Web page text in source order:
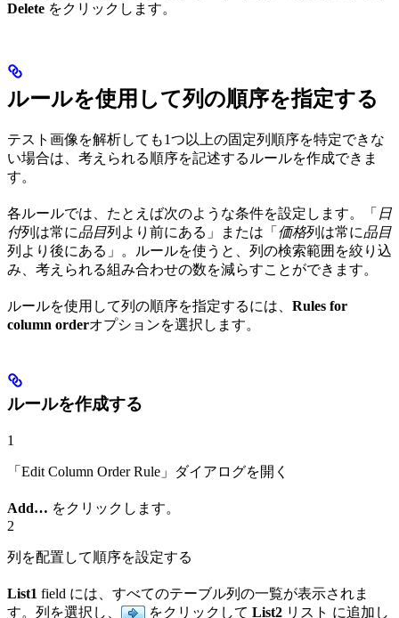
Delete をクリックします。
ルールを使用して列の順序を指定する
テスト画像を解析しても1つ以上の固定列順序を特定できな
い場合は、考えられる順序を記述するルールを作成できま
す。
各ルールでは、たとえば次のような条件を設定します。「 日
付列は常に品目列より前にある」または「 価格列は常に品目
列より後にある」。ルールを使うと、列の検索範囲を絞り込
み、考えられる組み合わせの数を減らすことができます。
ルールを使用して列の順序を指定するには、 Rules for
column orderオプションを選択します。
ルールを作成する
1
「Edit Column Order Rule」ダイアログを開く
Add… をクリックします。
2
列を配置して順序を設定する
List1 field には、すべてのテーブル列の一覧が表示されま
す。列を選択し、
をクリックして List2 リスト に追加し